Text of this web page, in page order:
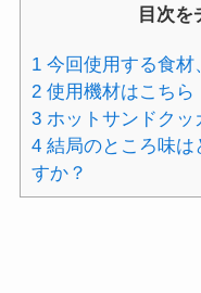
目次を
1今回使用する食材
2使用機材はこちら
3ホットサンドクッ
4結局のところ味は
すか？